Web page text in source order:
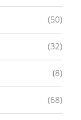
(50)
(32)
(8)
(68)